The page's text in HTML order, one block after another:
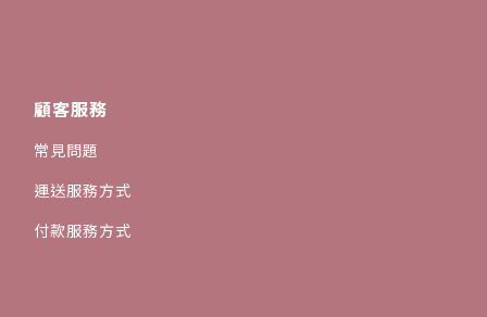
顧客服務
常見問題
運送服務方式
付款服務方式